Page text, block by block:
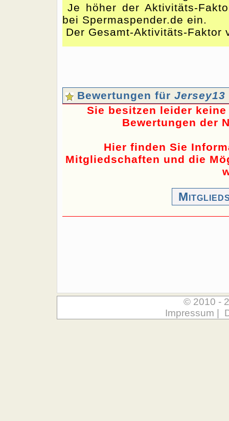
Je höher der Aktivitäts-
bei Spermaspender.de ein.
Der Gesamt-Aktivitäts-
Bewertungen für Jersey13
Sie besitzen leider
Bewertungen der
Hier finden Sie
Mitgliedschaften und die
© 2010 -
Impressum